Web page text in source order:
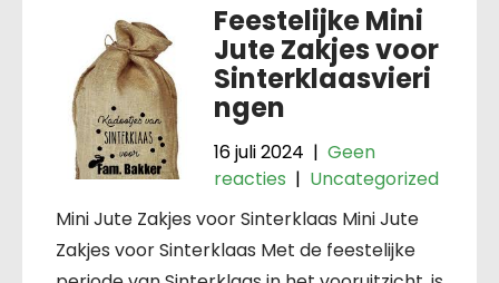
Feestelijke Mini
Jute Zakjes voor
Sinterklaasvieri
ngen
16 juli 2024 | Geen
reacties | Uncategorized
Mini Jute Zakjes voor Sinterklaas Mini Jute
Zakjes voor Sinterklaas Met de feestelijke